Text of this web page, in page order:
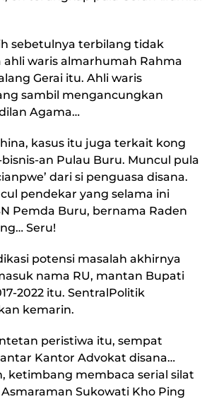
sebetulnya terbilang tidak
ahli waris almarhumah Rahma
Gerai itu. Ahli waris
sambil mengancungkan
Agama…
kasus itu juga terkait kong
an Pulau Buru. Muncul pula
dari si penguasa disana.
pendekar yang selama ini
Pemda Buru, bernama Raden
Seru!
potensi masalah akhirnya
nama RU, mantan Bupati
2022 itu. SentralPolitik
kemarin.
peristiwa itu, sempat
antar Kantor Advokat disana…
ketimbang membaca serial silat
Sukowati Kho Ping